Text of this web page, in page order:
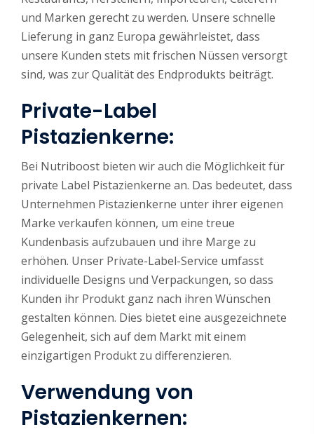
und Marken gerecht zu werden. Unsere schnelle
Lieferung in ganz Europa gewährleistet, dass
unsere Kunden stets mit frischen Nüssen versorgt
sind, was zur Qualität des Endprodukts beiträgt.
Private-Label
Pistazienkerne:
Bei Nutriboost bieten wir auch die Möglichkeit für
private Label Pistazienkerne an. Das bedeutet, dass
Unternehmen Pistazienkerne unter ihrer eigenen
Marke verkaufen können, um eine treue
Kundenbasis aufzubauen und ihre Marge zu
erhöhen. Unser Private-Label-Service umfasst
individuelle Designs und Verpackungen, so dass
Kunden ihr Produkt ganz nach ihren Wünschen
gestalten können. Dies bietet eine ausgezeichnete
Gelegenheit, sich auf dem Markt mit einem
einzigartigen Produkt zu differenzieren.
Verwendung von
Pistazienkernen: